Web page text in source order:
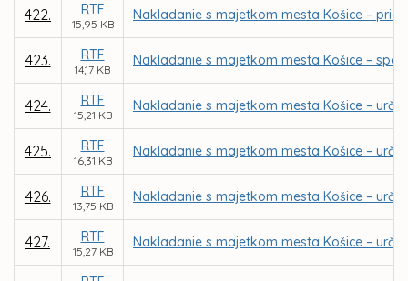
422. RTF
15,95 KB
Nakladanie s majetkom mesta Košice –
423. RTF
14,17 KB
Nakladanie s majetkom mesta Košice –
424. RTF
15,21 KB
Nakladanie s majetkom mesta Košice –
425. RTF
16,31 KB
Nakladanie s majetkom mesta Košice –
426. RTF
13,75 KB
Nakladanie s majetkom mesta Košice –
427. RTF
15,27 KB
Nakladanie s majetkom mesta Košice –